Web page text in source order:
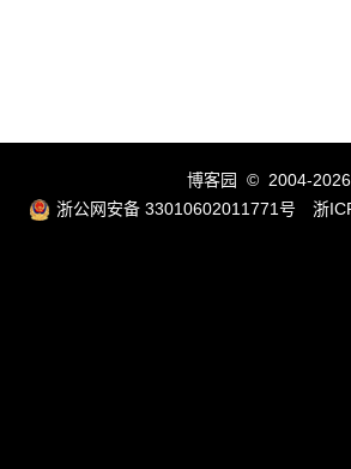
博客园
© 2004-2026
浙公网安备 33010602011771号
浙